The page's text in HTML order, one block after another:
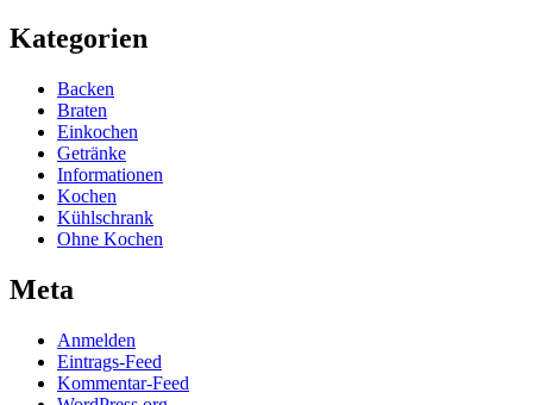
Kategorien
Backen
Braten
Einkochen
Getränke
Informationen
Kochen
Kühlschrank
Ohne Kochen
Meta
Anmelden
Eintrags-Feed
Kommentar-Feed